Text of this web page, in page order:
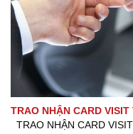
TRAO NHẬN CARD
NGƯỜI VIỆT
TRAO NHẬN CARD